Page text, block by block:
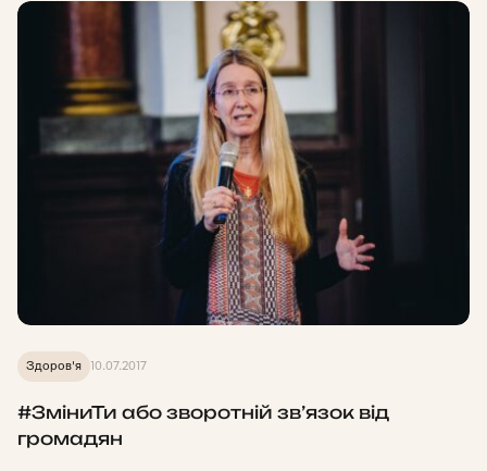
Здоров'я 10.07.2017
#ЗміниТи або зворотній зв’язок від
громадян